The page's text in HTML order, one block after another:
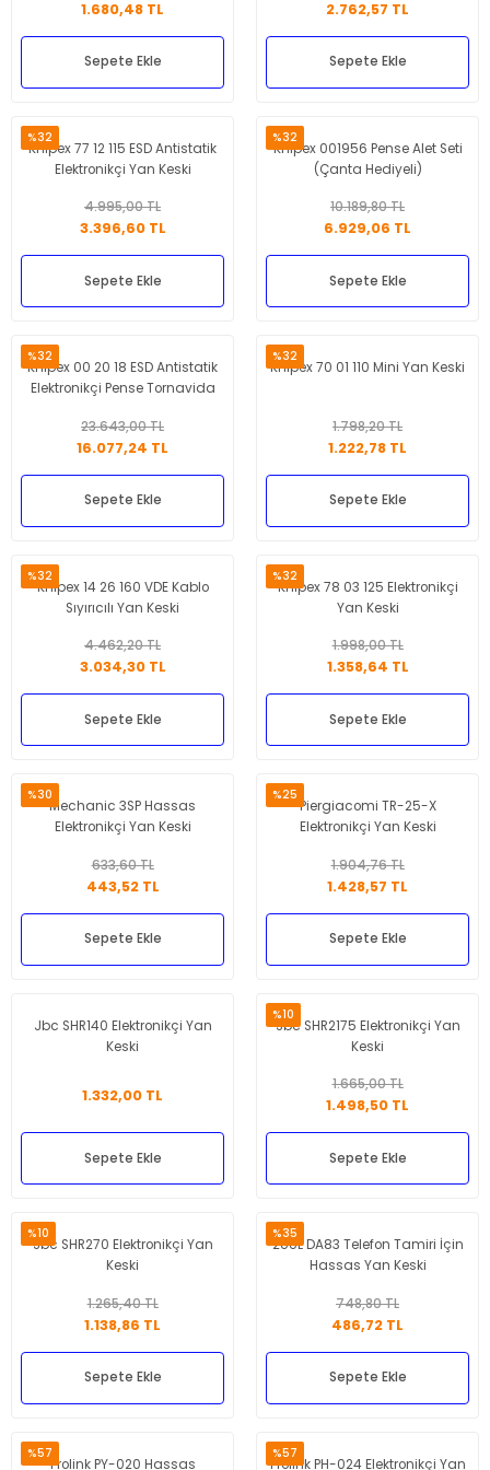
1.680,48 TL
Sepete Ekle
2.762,57 TL
Sepete Ekle
%32
Knipex 77 12 115 ESD Antistatik
Elektronikçi Yan Keski
4.995,00 TL
3.396,60 TL
Sepete Ekle
%32
Knipex 001956 Pense Alet Seti
(Çanta Hediyeli)
10.189,80 TL
6.929,06 TL
Sepete Ekle
%32
Knipex 00 20 18 ESD Antistatik
Elektronikçi Pense Tornavida
23.643,00 TL
16.077,24 TL
Sepete Ekle
%32
Knipex 70 01 110 Mini Yan Keski
1.798,20 TL
1.222,78 TL
Sepete Ekle
%32
Knipex 14 26 160 VDE Kablo
Sıyırıcılı Yan Keski
4.462,20 TL
3.034,30 TL
Sepete Ekle
%32
Knipex 78 03 125 Elektronikçi
Yan Keski
1.998,00 TL
1.358,64 TL
Sepete Ekle
%30
Mechanic 3SP Hassas
Elektronikçi Yan Keski
633,60 TL
443,52 TL
Sepete Ekle
%25
Piergiacomi TR-25-X
Elektronikçi Yan Keski
1.904,76 TL
1.428,57 TL
Sepete Ekle
Jbc SHR140 Elektronikçi Yan
Keski
1.332,00 TL
Sepete Ekle
%10
Jbc SHR2175 Elektronikçi Yan
Keski
1.665,00 TL
1.498,50 TL
Sepete Ekle
%10
Jbc SHR270 Elektronikçi Yan
Keski
1.265,40 TL
1.138,86 TL
Sepete Ekle
%35
2UUL DA83 Telefon Tamiri İçin
Hassas Yan Keski
748,80 TL
486,72 TL
Sepete Ekle
%57
Prolink PY-020 Hassas
%57
Prolink PH-024 Elektronikçi Yan